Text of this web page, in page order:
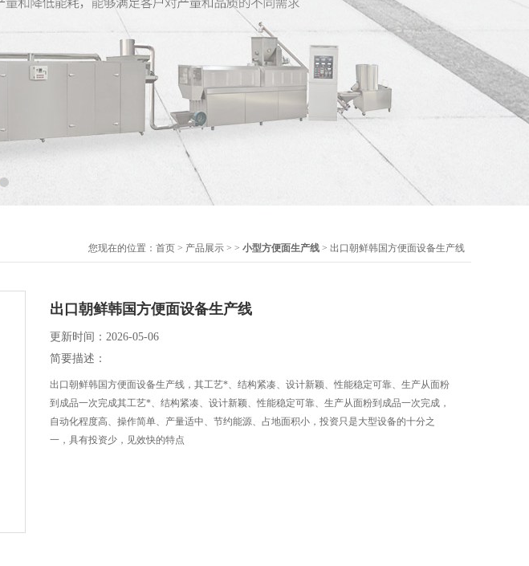
您现在的位置： 首页 > 产品展示 > > 小型方便面生产线 > 出口朝鲜韩国方便面设备生产线
出口朝鲜韩国方便面设备生产线
更新时间：2026-05-06
简要描述：
出口朝鲜韩国方便面设备生产线，其工艺*、结构紧凑、设计新颖、性能稳定可靠、生产从面粉
到成品一次完成其工艺*、结构紧凑、设计新颖、性能稳定可靠、生产从面粉到成品一次完成，
自动化程度高、操作简单、产量适中、节约能源、占地面积小，投资只是大型设备的十分之
一，具有投资少，见效快的特点